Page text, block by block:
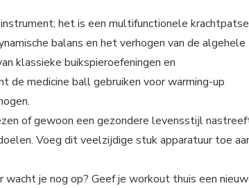
het is een multifunctionele
balans en het verhogen van de algehele
klassieke buikspieroefeningen en
de medicine ball gebruiken voor warming-up
of gewoon een gezondere levensstijl
Voeg dit veelzijdige stuk apparatuur toe
je nog op? Geef je workout thuis een